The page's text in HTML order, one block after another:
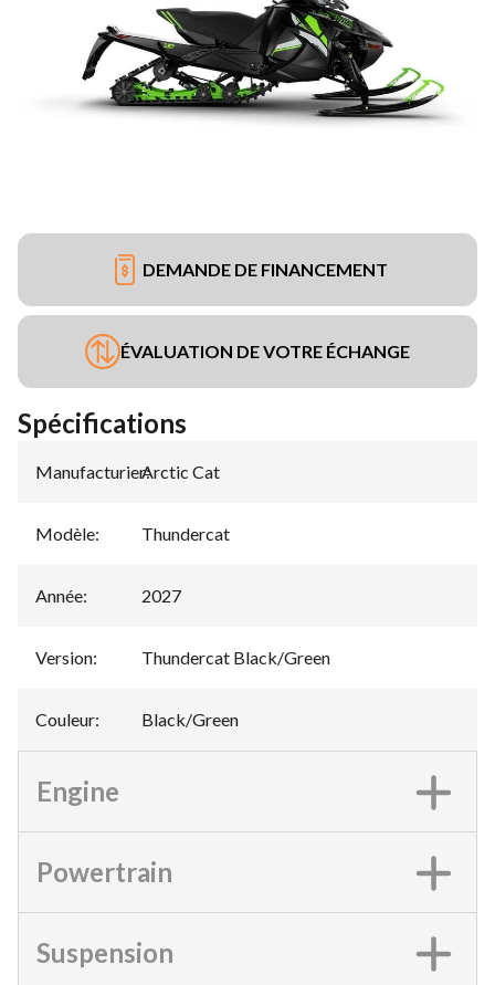
DEMANDE DE FINANCEMENT
ÉVALUATION DE VOTRE ÉCHANGE
Spécifications
Manufacturier:
Arctic Cat
Modèle: Thundercat
Année: 2027
Version: Thundercat Black/Green
Couleur: Black/Green
Engine
Powertrain
Suspension